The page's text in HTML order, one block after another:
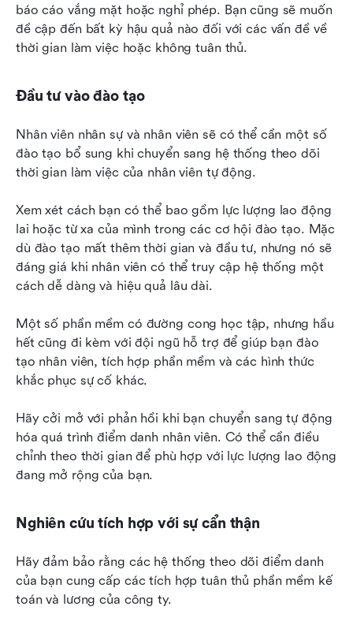
báo cáo vắng mặt hoặc nghỉ phép. Bạn cũng sẽ muốn
đề cập đến bất kỳ hậu quả nào đối với các vấn đề về
thời gian làm việc hoặc không tuân thủ.
Đầu tư vào đào tạo
Nhân viên nhân sự và nhân viên sẽ có thể cần một số
đào tạo bổ sung khi chuyển sang hệ thống theo dõi
thời gian làm việc của nhân viên tự động.
Xem xét cách bạn có thể bao gồm lực lượng lao động
lai hoặc từ xa của mình trong các cơ hội đào tạo. Mặc
dù đào tạo mất thêm thời gian và đầu tư, nhưng nó sẽ
đáng giá khi nhân viên có thể truy cập hệ thống một
cách dễ dàng và hiệu quả lâu dài.
Một số phần mềm có đường cong học tập, nhưng hầu
hết cũng đi kèm với đội ngũ hỗ trợ để giúp bạn đào
tạo nhân viên, tích hợp phần mềm và các hình thức
khắc phục sự cố khác.
Hãy cởi mở với phản hồi khi bạn chuyển sang tự động
hóa quá trình điểm danh nhân viên. Có thể cần điều
chỉnh theo thời gian để phù hợp với lực lượng lao động
đang mở rộng của bạn.
Nghiên cứu tích hợp với sự cẩn thận
Hãy đảm bảo rằng các hệ thống theo dõi điểm danh
của bạn cung cấp các tích hợp tuân thủ phần mềm kế
toán và lương của công ty.